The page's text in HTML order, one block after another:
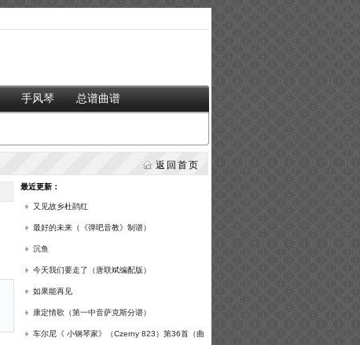
手风琴 总谱曲谱
返回首页
最近更新：
又见故乡杜鹃红
最好的未来（《弹吧音教》制谱）
沉鱼
今天我们要走了（唐联斌编配版）
如果能再见
康定情歌（第一中音萨克斯分谱）
车尔尼《 小钢琴家》（Czerny 823）第36首（曲